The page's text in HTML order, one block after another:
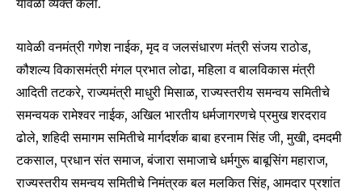
SUBSCRIBE
I've read and accept thePrivacy Policy.
6,300 32,111 75
यावेळी व्यक्त केला.
यावेळी वनमंत्री गणेश नाईक, मृद व जलसंधारण मंत्री संजय राठोड,
कौशल्य विकासमंत्री मंगल प्रभात लोढा, महिला व बालविकास मंत्री
आदिती तटकरे, राज्यमंत्री माधुरी मिसाळ, राज्यस्तरीय समन्वय समितीचे
समन्वयक रामेश्वर नाईक, अखिल भारतीय धर्मजागरणचे प्रमुख शरदराव
ढोले, शहिदी समागम समितीचे मार्गदर्शक बाबा हरनाम सिंह जी, मुखी, दमदमी
टकसाल, प्रधान संत समाज, बंजारा समाजाचे धर्मगुरू बाबूसिंग महाराज,
राज्यस्तरीय समन्वय समितीचे निमंत्रक बल मलकित सिंह, आमदार प्रशांत